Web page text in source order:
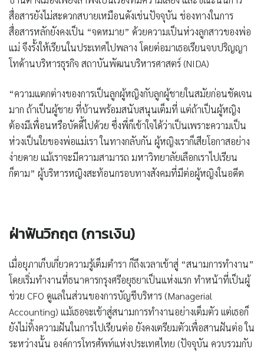
สื่อสารยังไม่สะดวกสบายเหมือนดังเช่นปัจจุบัน ช่องทางในการ
สื่อสารหลักยังคงเป็น “จดหมาย” ด้วยความเป็นห่วงลูกสาวของพ่อ
แม่ จึงรั้งให้เรียนในประเทศไปพลาง โดยต่อมาเธอเรียนจบปริญญา
โทด้านบริหารธุรกิจ สถาบันพัฒนบริหารศาสตร์ (NIDA)
“ความแตกต่างของการเป็นลูกผู้หญิงกับลูกผู้ชายในสมัยก่อนชัดเจน
มาก ถ้าเป็นผู้ชาย ที่บ้านพร้อมสนับสนุนเต็มที่ แต่ถ้าเป็นผู้หญิง
ต้องมีเพื่อนหรือบัดดี้ไปด้วย ซึ่งพี่ก็เข้าใจได้ว่าเป็นเพราะความเป็น
ห่วงเป็นใยของพ่อแม่เรา ในทางกลับกัน ผู้หญิงเราก็เสียโอกาสอย่าง
ง่ายดาย แม้เราจะมีความสามารถ มหาวิทยาลัยเลือกเราไปเรียน
ก็ตาม” ผู้บริหารหญิงสะท้อนกรอบทางสังคมที่มีต่อผู้หญิงในอดีต
ฝ่าฟันวิกฤต (การเงิน)
เมื่อยุภาเก็บเกี่ยวความรู้เต็มตำรา ก็ถึงเวลาเข้าสู่ “สนามการทำงาน”
โดยเริ่มทำงานที่ธนาคารกรุงศรีอยุธยาเป็นแห่งแรก ทำหน้าที่เป็นผู้
ช่วย CFO ดูแลในส่วนของการบัญชีบริหาร (Managerial
Accounting) แม้เธอจะเข้าสู่สนามการทำงานอย่างเต็มตัว เเต่เธอก็
ยังไม่ทิ้งความฝันในการไปเรียนต่อ ยังคงเตรียมตัวเพื่อสานฝันต่อ ใน
ระหว่างนั้น องค์การโทรศัพท์แห่งประเทศไทย (ปัจจุบัน ควบรวมกับ